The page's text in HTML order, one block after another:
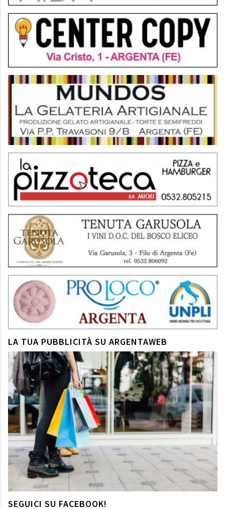
LA TUA PUBBLICITÀ SU ARGENTAWEB
SEGUICI SU FACEBOOK!